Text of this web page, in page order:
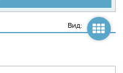
Вид: